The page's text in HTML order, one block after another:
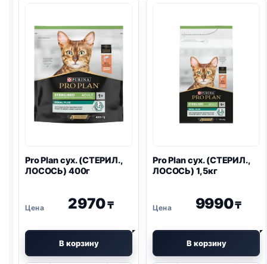
ИНДЕЙКА)
Pro Planсух. (СТЕРИЛ.,
ЛОСОСЬ) 400г
2970₸
В корзину
Pro Planсух. (СТЕРИЛ.,
ЛОСОСЬ) 1,5кг
9990₸
В корзину